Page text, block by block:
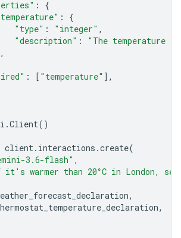
:
{
:
{
"type" : "integer" ,
"description" :
"The temperature
: [ "temperature" ],
.Client()
client. interactions .create(
3.6-flash" ,
warmer than 20°C in London,
,
mostat_temperature_declaration,